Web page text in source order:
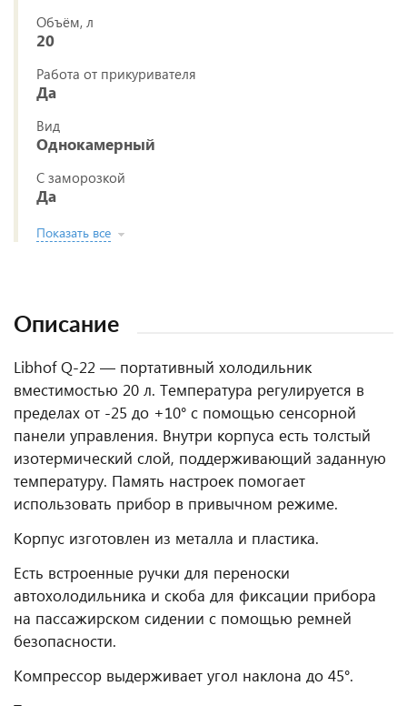
Объём, л
20
Работа от прикуривателя
Да
Вид
Однокамерный
С заморозкой
Да
Показать все
Описание
Libhof Q-22 — портативный холодильник
вместимостью 20 л. Температура регулируется в
пределах от -25 до +10° с помощью сенсорной
панели управления. Внутри корпуса есть толстый
изотермический слой, поддерживающий заданную
температуру. Память настроек помогает
использовать прибор в привычном режиме.
Корпус изготовлен из металла и пластика.
Есть встроенные ручки для переноски
автохолодильника и скоба для фиксации прибора
на пассажирском сидении с помощью ремней
безопасности.
Компрессор выдерживает угол наклона до 45°.